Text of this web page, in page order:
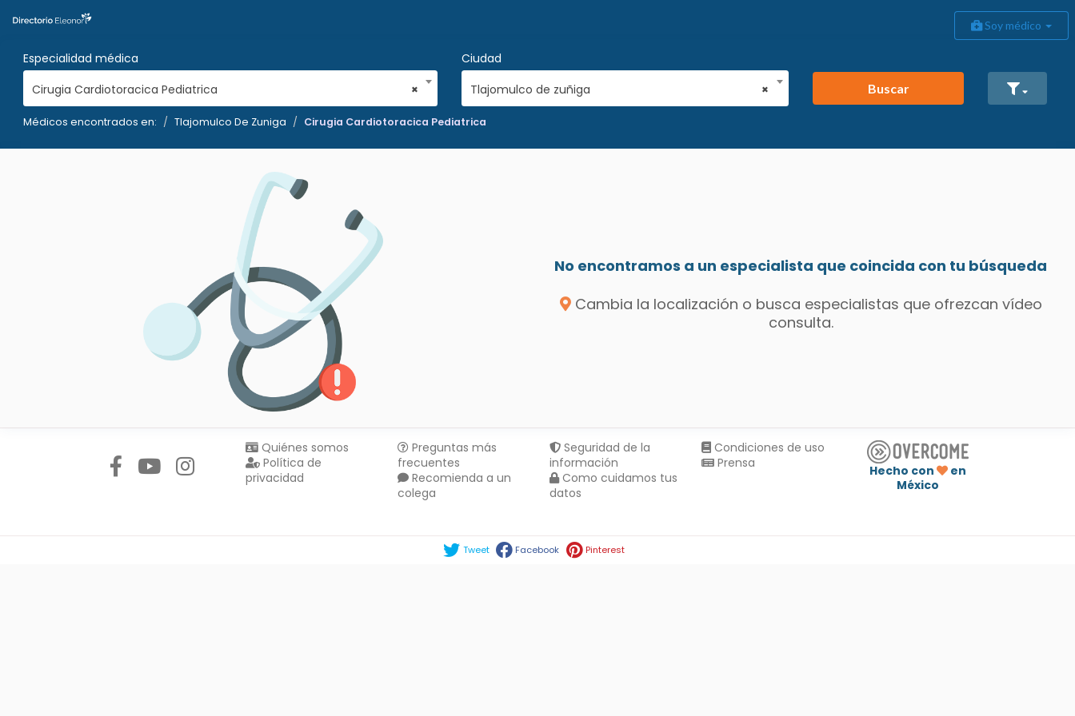
Soy médico
Especialidad médica
×
Cirugia Cardiotoracica Pediatrica
Ciudad
×
Tlajomulco de zuñiga Buscar
Médicos encontrados en: Tlajomulco De Zuniga Cirugia Cardiotoracica Pediatrica
No encontramos a un especialista que coincida con tu búsqueda
Cambia la localización o busca especialistas que ofrezcan vídeo
consulta.
Quiénes somos
Política de
privacidad
Preguntas más
frecuentes
Recomienda a un
colega
Seguridad de la
información
Como cuidamos tus
datos
Condiciones de uso
Prensa
Hecho con
en
México
Tweet Facebook Pinterest